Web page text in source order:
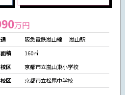
万円
阪急電鉄嵐山線 嵐山駅
積
160㎡
区
京都市立嵐山東小学校
区
京都市立松尾中学校